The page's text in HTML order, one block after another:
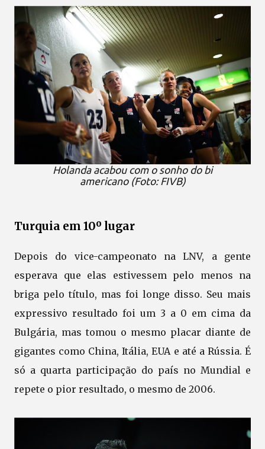
Holanda acabou com o sonho do bi
americano (Foto: FIVB)
Turquia em 10º lugar
Depois do vice-campeonato na LNV, a gente
esperava que elas estivessem pelo menos na
briga pelo título, mas foi longe disso. Seu mais
expressivo resultado foi um 3 a 0 em cima da
Bulgária, mas tomou o mesmo placar diante de
gigantes como China, Itália, EUA e até a Rússia. É
só a quarta participação do país no Mundial e
repete o pior resultado, o mesmo de 2006.